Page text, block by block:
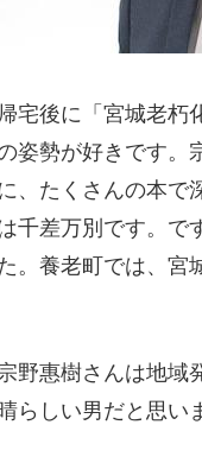
宅後に「宮城老朽
姿勢が好きです。
、たくさんの本で
千差万別です。で
。養老町では、宮
野惠樹さんは地
らしい男だと思